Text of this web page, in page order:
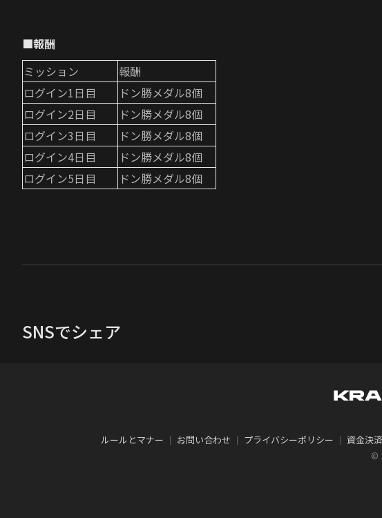
■報酬
ミッション
報酬
ログイン1日目
ドン勝メダル8個
ログイン2日目
ドン勝メダル8個
ログイン3日目
ドン勝メダル8個
ログイン4日目
ドン勝メダル8個
ログイン5日目
ドン勝メダル8個
SNSでシェア
ルールとマナー ｜ お問い合わせ ｜ プライバシーポリシー ｜ 資金決
©